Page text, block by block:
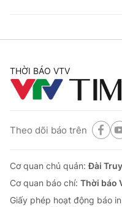
THỜI BÁO VTV
Theo dõi báo trên
Cơ quan chủ quản:Đài
Cơ quan báo chí: Thời báo
Giấy phép hoạt động báo